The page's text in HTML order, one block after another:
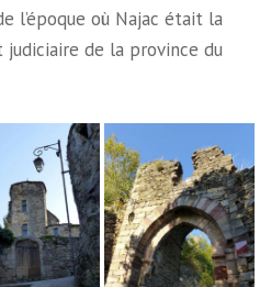
l’époque où Najac était la
de la province du